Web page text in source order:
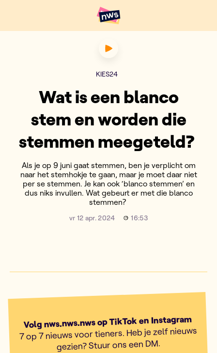
Hoofdpunten VRT NWS
Wat is een blanco stem en
KIES24
Wat is een blanco
stem en worden die
stemmen meegeteld?
Als je op 9 juni gaat stemmen, ben je verplicht om
naar het stemhokje te gaan, maar je moet daar niet
per se stemmen. Je kan ook ‘blanco stemmen’ en
dus niks invullen. Wat gebeurt er met die blanco
stemmen?
vr 12 apr. 2024 16:53
Volg nws.nws.nws op TikTok en Instagram
7 op 7 nieuws voor tieners. Heb je zelf nieuws
gezien? Stuur ons een DM.